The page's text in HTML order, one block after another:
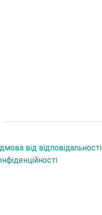
від відповідальності